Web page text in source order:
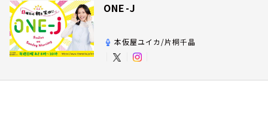
ONE-J
本仮屋ユイカ/片桐千晶